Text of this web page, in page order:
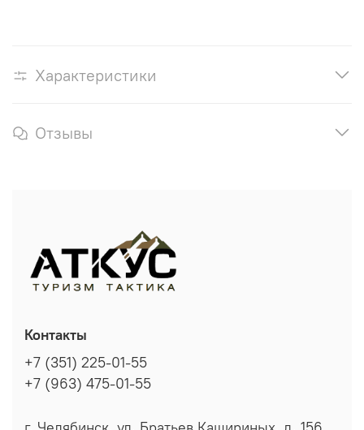
Характеристики
Отзывы
Контакты
+7 (351) 225-01-55
+7 (963) 475-01-55